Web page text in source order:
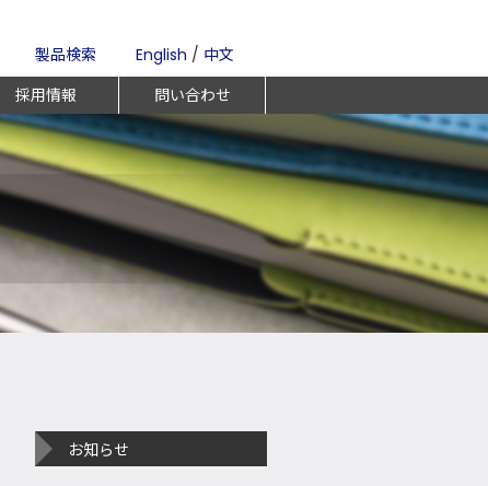
製品検索 English / 中文
採用情報 問い合わせ
お知らせ